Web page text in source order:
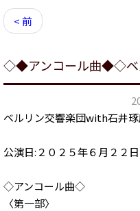
< 前
◇◆アンコール曲◆◇ベ
ベルリン交響楽団with石井
公演日:２０２５年６月２２
◇アンコール曲◇
〈第一部〉